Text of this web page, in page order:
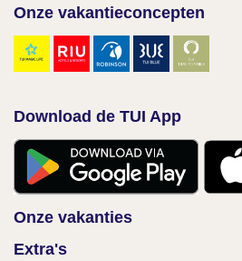
Onze vakantieconcepten
Download de TUI App
Onze vakanties
Extra's